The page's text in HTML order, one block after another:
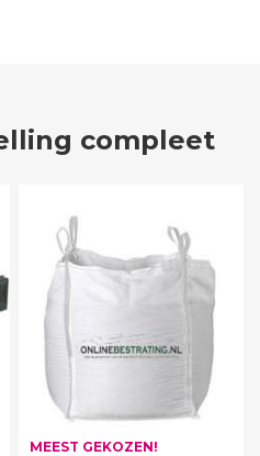
compleet
MEEST GEKOZEN!